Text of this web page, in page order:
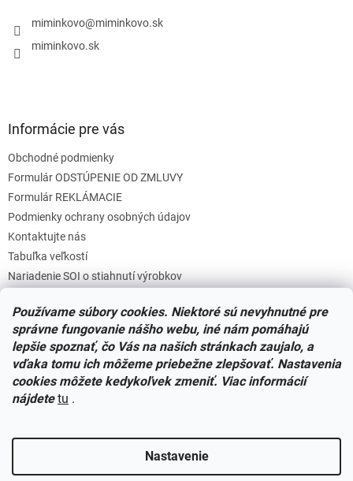
Používame súbory cookies. Niektoré sú nevyhnutné pre
správne fungovanie nášho webu, iné nám pomáhajú
lepšie spoznať, čo Vás na našich stránkach zaujalo, a
vďaka tomu ich môžeme priebežne zlepšovať. Nastavenia
cookies môžete kedykoľvek zmeniť. Viac informácií
nájdete tu .
Nastavenie
miminkovo@miminkovo.sk
miminkovo.sk
Informácie pre vás
Obchodné podmienky
Formulár ODSTÚPENIE OD ZMLUVY
Formulár REKLÁMACIE
Podmienky ochrany osobných údajov
Kontaktujte nás
Tabuľka veľkostí
Nariadenie SOI o stiahnutí výrobkov
Zásady súborov COOKIES
Facebook
Vytvoril Shoptet